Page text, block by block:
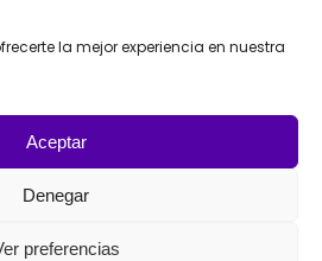
la mejor experiencia en nuestra
Aceptar
Denegar
preferencias
ayudarte. Trabajamos con
desean incorporar el
estrategias y
de campañas con
o Argentina.